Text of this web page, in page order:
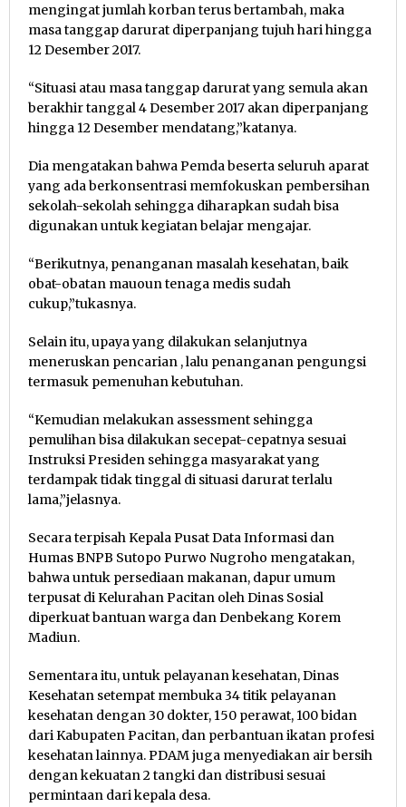
mengingat jumlah korban terus bertambah, maka
masa tanggap darurat diperpanjang tujuh hari hingga
12 Desember 2017.
“Situasi atau masa tanggap darurat yang semula akan
berakhir tanggal 4 Desember 2017 akan diperpanjang
hingga 12 Desember mendatang,”katanya.
Dia mengatakan bahwa Pemda beserta seluruh aparat
yang ada berkonsentrasi memfokuskan pembersihan
sekolah-sekolah sehingga diharapkan sudah bisa
digunakan untuk kegiatan belajar mengajar.
“Berikutnya, penanganan masalah kesehatan, baik
obat-obatan mauoun tenaga medis sudah
cukup,”tukasnya.
Selain itu, upaya yang dilakukan selanjutnya
meneruskan pencarian , lalu penanganan pengungsi
termasuk pemenuhan kebutuhan.
“Kemudian melakukan assessment sehingga
pemulihan bisa dilakukan secepat-cepatnya sesuai
Instruksi Presiden sehingga masyarakat yang
terdampak tidak tinggal di situasi darurat terlalu
lama,”jelasnya.
Secara terpisah Kepala Pusat Data Informasi dan
Humas BNPB Sutopo Purwo Nugroho mengatakan,
bahwa untuk persediaan makanan, dapur umum
terpusat di Kelurahan Pacitan oleh Dinas Sosial
diperkuat bantuan warga dan Denbekang Korem
Madiun.
Sementara itu, untuk pelayanan kesehatan, Dinas
Kesehatan setempat membuka 34 titik pelayanan
kesehatan dengan 30 dokter, 150 perawat, 100 bidan
dari Kabupaten Pacitan, dan perbantuan ikatan profesi
kesehatan lainnya. PDAM juga menyediakan air bersih
dengan kekuatan 2 tangki dan distribusi sesuai
permintaan dari kepala desa.